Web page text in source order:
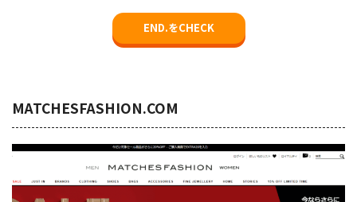
END.をCHECK
MATCHESFASHION.COM